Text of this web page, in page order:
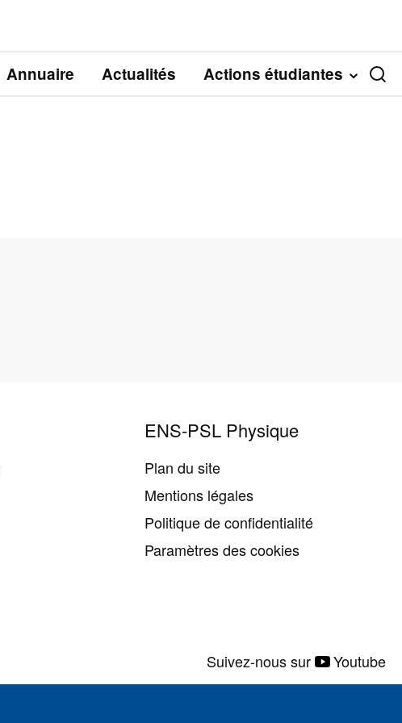
Annuaire Actualités Actions étudiantes
ENS-PSL Physique
Plan du site
Mentions légales
Politique de confidentialité
Paramètres des cookies
Suivez-nous sur Youtube